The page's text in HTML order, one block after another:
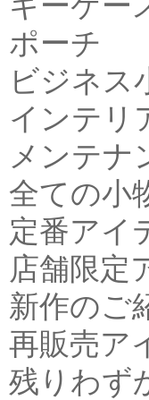
ポーチ
ビジネス
インテリ
メンテナ
全ての小
定番アイ
店舗限定
新作のご
再販売ア
残りわず